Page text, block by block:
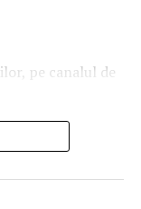
pe canalul de
comedia „În
Ioana State,